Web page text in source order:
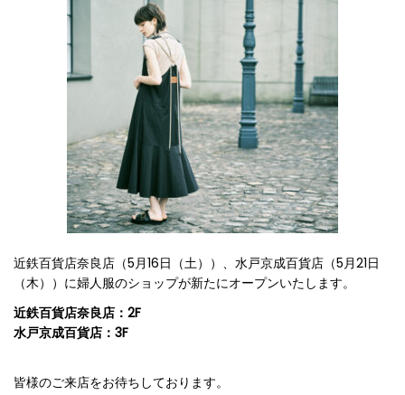
近鉄百貨店奈良店（5月16日（土））、水戸京成百貨店（5月21日
（木））に婦人服のショップが新たにオープンいたします。
近鉄百貨店奈良店：2F
水戸京成百貨店：3F
皆様のご来店をお待ちしております。